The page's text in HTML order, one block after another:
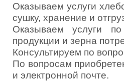
Оказываем услуги
сушку, хранение и
Оказываем услуги
продукции и зерна
Консультируем по
По вопросам
и электронной почте.